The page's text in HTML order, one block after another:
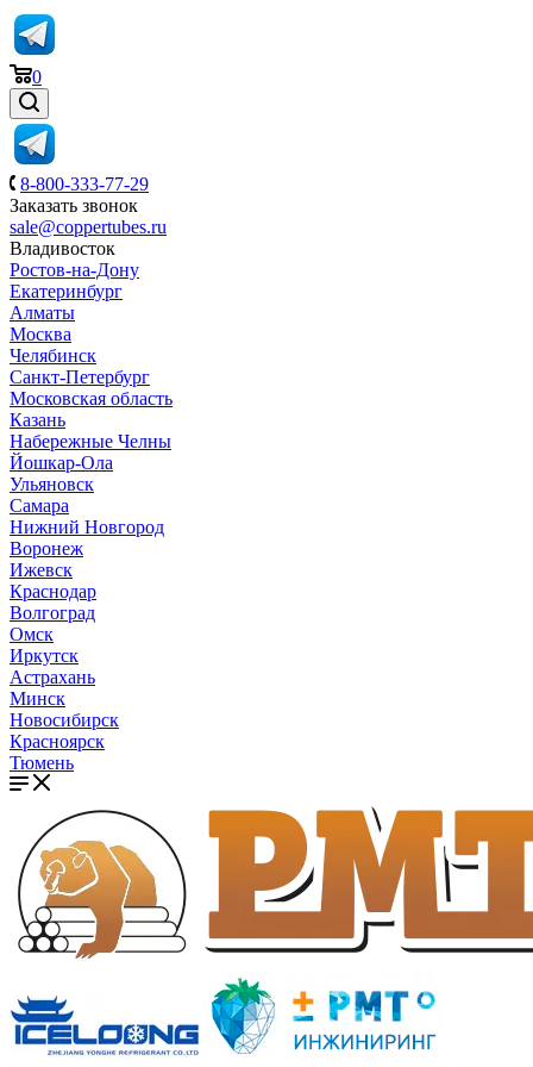
0
8-800-333-77-29
Заказать звонок
sale@coppertubes.ru
Владивосток
Ростов-на-Дону
Екатеринбург
Алматы
Москва
Челябинск
Санкт-Петербург
Московская область
Казань
Набережные Челны
Йошкар-Ола
Ульяновск
Самара
Нижний Новгород
Воронеж
Ижевск
Краснодар
Волгоград
Омск
Иркутск
Астрахань
Минск
Новосибирск
Красноярск
Тюмень